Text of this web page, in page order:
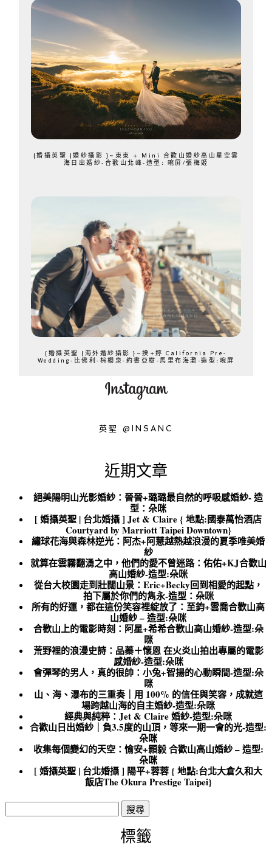
{婚攝英聖 |婚紗攝影 }~東東 + Mini 合歡山婚紗高山星空雲
海日出婚紗-合歡山北峰-造型: 晼屏/張梅姬
{婚攝英聖 |海外婚紗攝影 }~揆+婷 California Pre-
Wedding-比佛利-棕櫚泉-約書亞樹-馬里布海灘-造型:晼屏
英聖 @INSANC
近期文章
絕美陽明山光影婚紗：晉晉+璐璐最自然的呼吸感婚紗- 造
型：朵咪
[ 婚攝英聖 | 台北婚攝 ] Jet & Claire { 地點:國泰萬怡酒店
Courtyard by Marriott Taipei Downtown}
繡球花海與森林逆光：阿杰+阿慧越熱越浪漫的夏季唯美婚
紗
就算在雲霧翻湧之中，他們的愛不曾迷路：佑佑+KJ合歡山
高山婚紗-造型:朵咪
從台大校園走到壯闊山景：Eric+Becky回到相愛的起點，
拍下屬於你們的雋永-造型：朵咪
所有的好運，都在這份笑容裡綻放了：至鈞+雲喬合歡山高
山婚紗 – 造型:朵咪
合歡山上的電影時刻：阿星+希希合歡山高山婚紗-造型:朵
咪
荒野裡的浪漫史詩：品蓁＋懷恩 在火炎山拍出專屬的電影
感婚紗-造型:朵咪
會彈琴的男人，真的很帥：小兔+智揚的心動瞬間-造型:朵
咪
山、海、瀑布的三重奏｜用 100% 的信任與笑容，成就這
場跨越山海的自主婚紗-造型:朵咪
經典與純粹：Jet & Claire 婚紗-造型:朵咪
合歡山日出婚紗｜負3.5度的山頂，等來一期一會的光-造型:
朵咪
收集每個變幻的天空：愉安+顥毅 合歡山高山婚紗 – 造型:
朵咪
[ 婚攝英聖 | 台北婚攝 ] 陽平+蓉蓉 { 地點:台北大倉久和大
飯店The Okura Prestige Taipei}
搜
尋
標籤